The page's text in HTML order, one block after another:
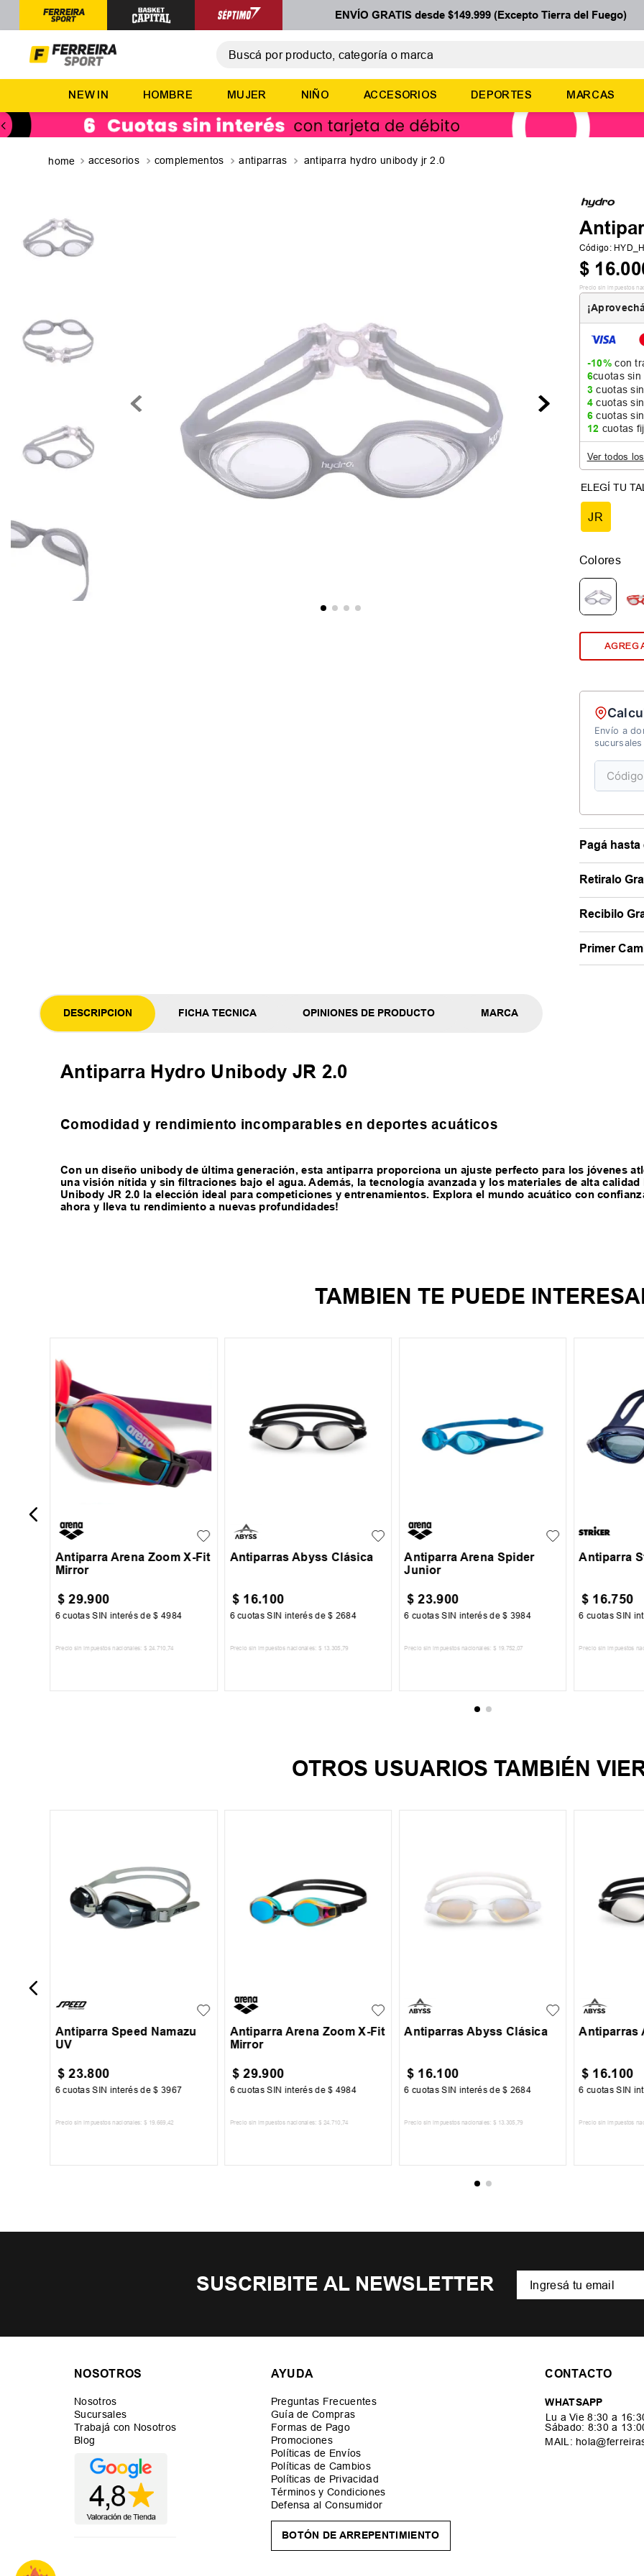
ENVÍO GRATIS desde $149.999 (Excepto Tierra del Fuego)
TÉRMINOS MÁS BUSCADOS
2.
zapatillas
3.
basquet
NEW IN HOMBRE MUJER NIÑO ACCESORIOS DEPORTES MARCAS
accesorios complementos antiparras antiparra hydro unibody jr 2.0
Código:
$ 16.
Precio sin impuestos
-10%con
6cuotas
3cuotas
4cuotas
6cuotas
12 cuotas
Ver todos
JR
Colores
Envío a
sucursales
Pagá
Retiralo
Recibilo
Primer
DESCRIPCION FICHA TECNICA OPINIONES DE PRODUCTO MARCA
Antiparra Hydro Unibody JR 2.0
Comodidad y rendimiento incomparables en deportes acuáticos
Con un diseño unibody de última generación, esta antiparra proporciona un ajuste perfecto para los jóvenes
una visión nítida y sin filtraciones bajo el agua. Además, la tecnología avanzada y los materiales de alta calidad
Unibody JR 2.0 la elección ideal para competiciones y entrenamientos. Explora el mundo acuático con
ahora y lleva tu rendimiento a nuevas profundidades!
TAMBIEN TE PUEDE
Antiparra Arena Zoom X-Fit
Mirror
$ 29.900
6 cuotas SIN interés de$ 4984
Precio sin impuestos nacionales: $ 24 710 ,74
Antiparras Abyss Clásica
$ 16.100
6 cuotas SIN interés de$ 2684
Precio sin impuestos nacionales: $ 13 305 ,79
Antiparra Arena Spider
Junior
$ 23.900
6 cuotas SIN interés de$ 3984
Precio sin impuestos nacionales: $ 19 752 ,07
Antiparra
$ 16.750
6 cuotas SIN
Precio sin impuestos
OTROS USUARIOS TAMBIÉN
Antiparra Speed Namazu
UV
$ 23.800
6 cuotas SIN interés de$ 3967
Precio sin impuestos nacionales: $ 19 669 ,42
Antiparra Arena Zoom X-Fit
Mirror
$ 29.900
6 cuotas SIN interés de$ 4984
Precio sin impuestos nacionales: $ 24 710 ,74
Antiparras Abyss Clásica
$ 16.100
6 cuotas SIN interés de$ 2684
Precio sin impuestos nacionales: $ 13 305 ,79
Antiparras
$ 16.100
6 cuotas SIN
Precio sin impuestos
SUSCRIBITE AL NEWSLETTER
NOSOTROS
Nosotros
Sucursales
Trabajá con Nosotros
Blog
AYUDA
Preguntas Frecuentes
Guía de Compras
Formas de Pago
Promociones
Políticas de Envíos
Políticas de Cambios
Políticas de Privacidad
Términos y Condiciones
Defensa al Consumidor
BOTÓN DE ARREPENTIMIENTO
CONTACTO
WHATSAPP
Lu a Vie 8:30 a
Sábado: 8:30 a
MAIL: